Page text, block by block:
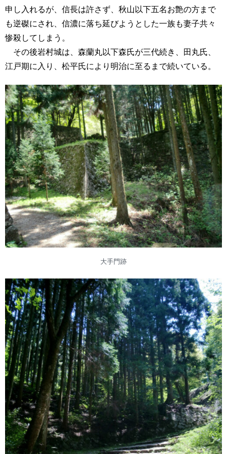
申し入れるが、信長は許さず、秋山以下五名お艶の方まで
も逆磔にされ、信濃に落ち延びようとした一族も妻子共々
惨殺してしまう。
その後岩村城は、森蘭丸以下森氏が三代続き、田丸氏、
江戸期に入り、松平氏により明治に至るまで続いている。
大手門跡